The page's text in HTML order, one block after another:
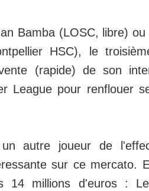
Bamba (LOSC, libre)
HSC), le
(rapide) de son
League pour renflouer
autre joueur de
sur ce mercato.
14 millions d'euros :